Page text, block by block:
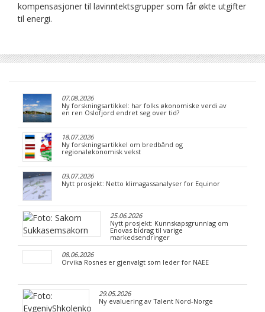
kompensasjoner til lavinntektsgrupper som får økte utgifter
til energi.
07.08.2026
Ny forskningsartikkel: har folks økonomiske verdi av
en ren Oslofjord endret seg over tid?
18.07.2026
Ny forskningsartikkel om bredbånd og
regionaløkonomisk vekst
03.07.2026
Nytt prosjekt: Netto klimagassanalyser for Equinor
25.06.2026
Nytt prosjekt: Kunnskapsgrunnlag om
Enovas bidrag til varige
markedsendringer
08.06.2026
Orvika Rosnes er gjenvalgt som leder for NAEE
29.05.2026
Ny evaluering av Talent Nord-Norge